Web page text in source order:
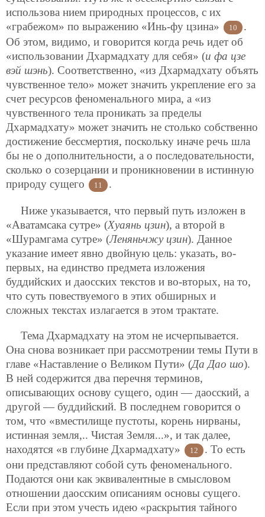
использова нием природных процессов, с их
«грабежом» по выражению «Инь-фу цзина»
10
.
Об этом, видимо, и говорится когда речь идет об
«использовании Дхармадхату для себя» (и фа цзе
вэй шэнь). Соответственно, «из Дхармадхату объять
чувственное тело» может значить укрепление его за
счет ресурсов феноменального мира, а «из
чувственного тела проникать за пределы
Дхармадхату» может значить не столько собственно
достижение бессмертия, поскольку иначе речь шла
бы не о дополнительности, а о последовательности,
сколько о созерцании и проникновении в истинную
природу сущего
11 .
Ниже указывается, что первый путь изложен в
«Аватамсака сутре» (Хуаянь цзин), а второй в
«Шурамгама сутре» (Леняньчжу цзин). Данное
указание имеет явно двойную цель: указать, во-
первых, на единство предмета изложения
буддийских и даосских текстов и во-вторых, на то,
что суть повествуемого в этих обширных и
сложных текстах излагается в этом трактате.
Тема Дхармадхату на этом не исчерпывается.
Она снова возникает при рассмотрении темы Пути в
главе «Наставление о Великом Пути» (Да Дао шо).
В ней содержится два перечня терминов,
описывающих основу сущего, один — даосский, а
другой — буддийский. В последнем говорится о
том, что «вместилище пустоты, корень нирваны,
истинная земля,.. Чистая Земля...», и так далее,
находятся «в глубине Дхармадхату»
12
. То есть
они представляют собой суть феноменального.
Подаются они как эквивалентные в смысловом
отношении даосским описаниям основы сущего.
Если при этом учесть идею «раскрытия тайного